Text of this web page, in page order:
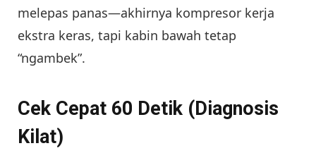
melepas panas—akhirnya kompresor kerja
ekstra keras, tapi kabin bawah tetap
“ngambek”.
Cek Cepat 60 Detik (Diagnosis
Kilat)